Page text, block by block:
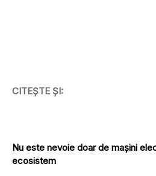
CITEȘTE ȘI:
Nu este nevoie doar de mașini
ecosistem